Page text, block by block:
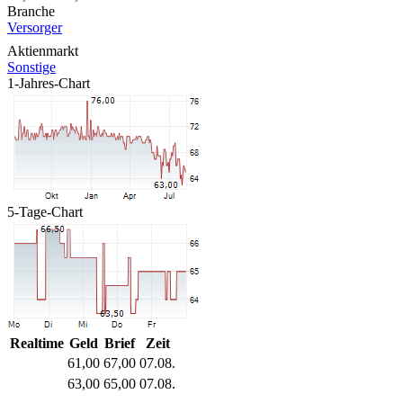
Branche
Versorger
Aktienmarkt
Sonstige
1-Jahres-Chart
5-Tage-Chart
Realtime Geld Brief
Zeit
61,00 67,00 07.08.
63,00 65,00 07.08.